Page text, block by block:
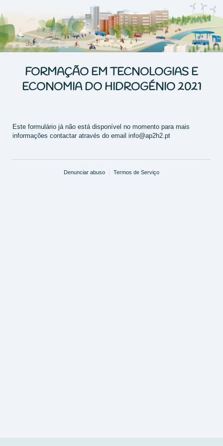
FORMAÇÃO EM TECNOLOGIAS E
ECONOMIA DO HIDROGÉNIO 2021
Este formulário já não está disponível no momento para mais
informações contactar através do email info@ap2h2.pt
Denunciar abuso Termos de Serviço